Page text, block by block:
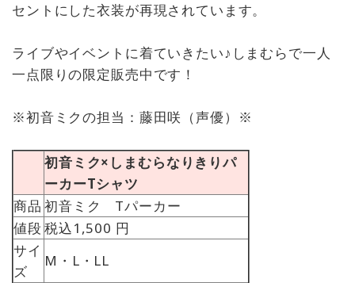
セントにした衣装が再現されています。
ライブやイベントに着ていきたい♪しまむらで一人
一点限りの限定販売中です！
※初音ミクの担当：藤田咲（声優）※
初音ミク×しまむらなりきりパ
ーカーTシャツ
商品 初音ミク Tパーカー
値段税込1,500 円
サイ
ズ
M・L・LL